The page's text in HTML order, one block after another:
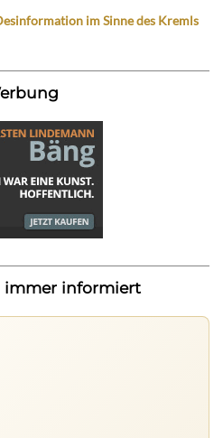
im Sinne des Kremls
immer informiert